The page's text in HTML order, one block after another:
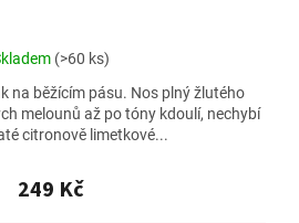
Průměrné
produktu
je
4,9
5
hvězdiček.
(>60 ks)
249 Kč
na běžícím pásu. Nos plný žlutého
melounů až po tóny kdoulí, nechybí
citronově limetkové...